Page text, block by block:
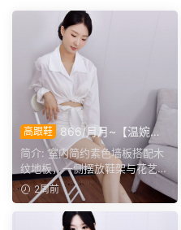
高跟鞋
866/月月~【温婉知
性】白衬衫包臀短裙，短薄袜
配黑跟鞋尽显优雅气质。
简介: 室内简约素色墙板搭配木
纹地板，一侧摆放鞋架与花艺小
桌，布置简约居家。月...
2周前